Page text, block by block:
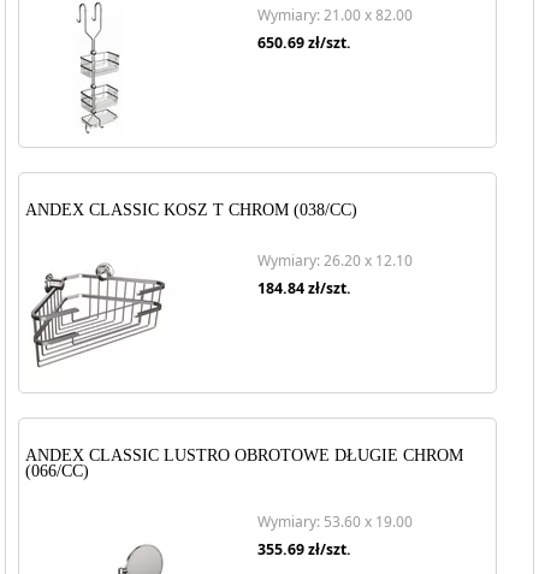
Wymiary: 21.00 x 82.00
650.69zł/szt.
ANDEX CLASSIC KOSZ T CHROM (038/CC)
Wymiary: 26.20 x 12.10
184.84zł/szt.
ANDEX CLASSIC LUSTRO OBROTOWE DŁUGIE CHROM
(066/CC)
Wymiary: 53.60 x 19.00
355.69zł/szt.